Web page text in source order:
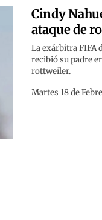
Cindy
ataque de
La exárbitra FIFA
recibió su padre
rottweiler.
Martes 18 de